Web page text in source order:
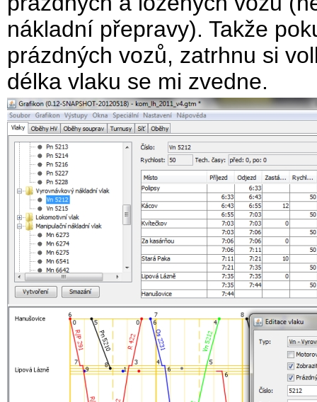
nákladní přepravy). Takže
prázdných vozů, zatrhnu si
délka vlaku se mi zvedne.